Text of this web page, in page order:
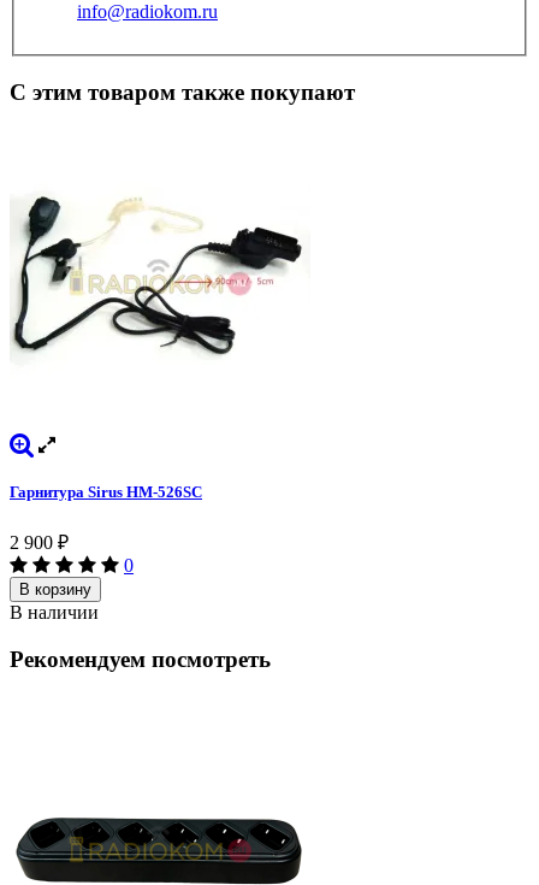
info@radiokom.ru
С этим товаром также покупают
Гарнитура Sirus HM-526SC
2 900 ₽
0
В корзину
В наличии
Рекомендуем посмотреть